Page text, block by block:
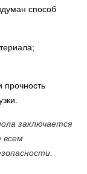
способ
прочность
заключается
всем